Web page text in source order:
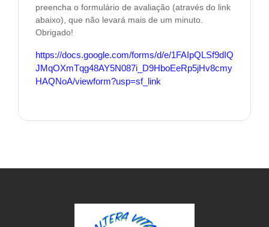
preencha o formulário de avaliação (através do link
abaixo), que não levará mais de um minuto.
Obrigado!
https://docs.google.com/forms/d/e/1FAIpQLSf9dIQ
JMqOXmTqg48AY5N087i_D9HboEeRp5jHv8cmy
HAQNoA/viewform?usp=sf_link